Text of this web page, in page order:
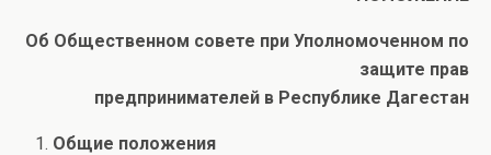
Об Общественном совете при Уполномоченном по
защите прав
предпринимателей в Республике Дагестан
Общие положения